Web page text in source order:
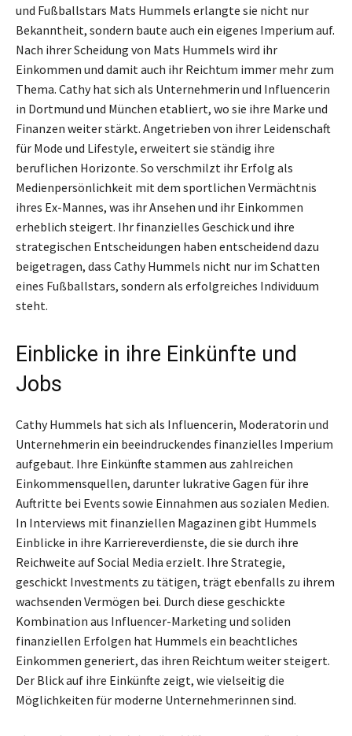
und Fußballstars Mats Hummels erlangte sie nicht nur
Bekanntheit, sondern baute auch ein eigenes Imperium auf.
Nach ihrer Scheidung von Mats Hummels wird ihr
Einkommen und damit auch ihr Reichtum immer mehr zum
Thema. Cathy hat sich als Unternehmerin und Influencerin
in Dortmund und München etabliert, wo sie ihre Marke und
Finanzen weiter stärkt. Angetrieben von ihrer Leidenschaft
für Mode und Lifestyle, erweitert sie ständig ihre
beruflichen Horizonte. So verschmilzt ihr Erfolg als
Medienpersönlichkeit mit dem sportlichen Vermächtnis
ihres Ex-Mannes, was ihr Ansehen und ihr Einkommen
erheblich steigert. Ihr finanzielles Geschick und ihre
strategischen Entscheidungen haben entscheidend dazu
beigetragen, dass Cathy Hummels nicht nur im Schatten
eines Fußballstars, sondern als erfolgreiches Individuum
steht.
Einblicke in ihre Einkünfte und
Jobs
Cathy Hummels hat sich als Influencerin, Moderatorin und
Unternehmerin ein beeindruckendes finanzielles Imperium
aufgebaut. Ihre Einkünfte stammen aus zahlreichen
Einkommensquellen, darunter lukrative Gagen für ihre
Auftritte bei Events sowie Einnahmen aus sozialen Medien.
In Interviews mit finanziellen Magazinen gibt Hummels
Einblicke in ihre Karriereverdienste, die sie durch ihre
Reichweite auf Social Media erzielt. Ihre Strategie,
geschickt Investments zu tätigen, trägt ebenfalls zu ihrem
wachsenden Vermögen bei. Durch diese geschickte
Kombination aus Influencer-Marketing und soliden
finanziellen Erfolgen hat Hummels ein beachtliches
Einkommen generiert, das ihren Reichtum weiter steigert.
Der Blick auf ihre Einkünfte zeigt, wie vielseitig die
Möglichkeiten für moderne Unternehmerinnen sind.